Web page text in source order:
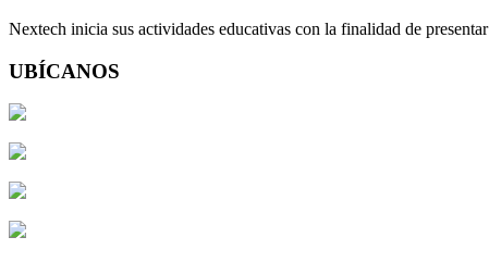
Nextech inicia sus actividades educativas con la finalidad de
UBÍCANOS